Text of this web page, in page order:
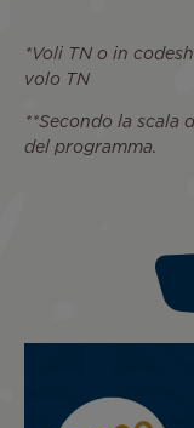
*Voli TN o in
volo TN
**Secondo la scala
del programma.